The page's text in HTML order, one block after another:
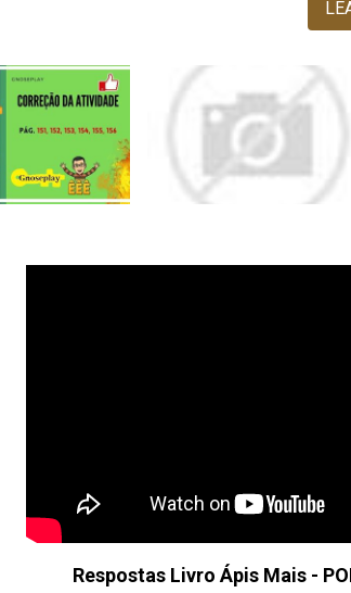
Respostas Livro Ápis Mais -